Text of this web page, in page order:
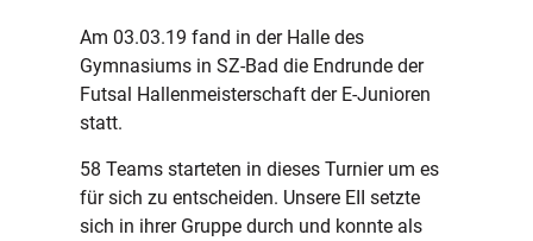
Am 03.03.19 fand in der Halle des
Gymnasiums in SZ-Bad die Endrunde der
Futsal Hallenmeisterschaft der E-Junioren
statt.
58 Teams starteten in dieses Turnier um es
für sich zu entscheiden. Unsere EII setzte
sich in ihrer Gruppe durch und konnte als